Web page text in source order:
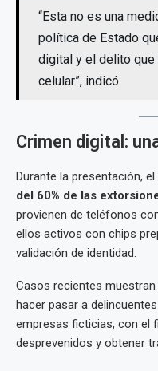
“Esta no es una
política de Estado
digital y el delito
celular”, indicó.
Crimen digital:
Durante la presentación,
del 60% de las
provienen de teléfonos
ellos activos con chips
validación de identidad.
Casos recientes
hacer pasar a
empresas ficticias, con el
desprevenidos y obtener